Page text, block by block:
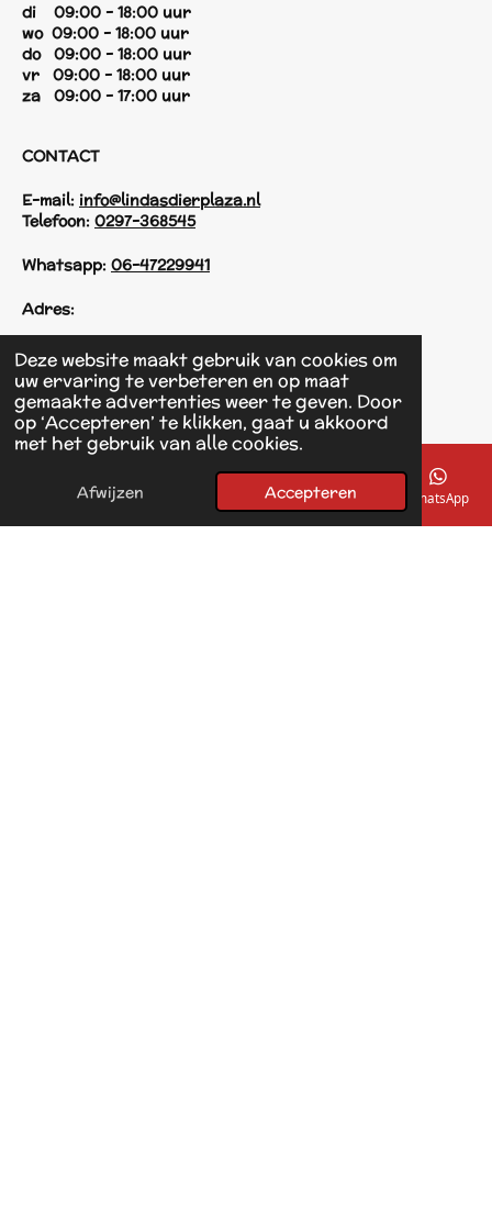
Deze website maakt gebruik van cookies om
uw ervaring te verbeteren en op maat
gemaakte advertenties weer te geven. Door
op ‘Accepteren’ te klikken, gaat u akkoord
met het gebruik van alle cookies.
Afwijzen Accepteren
di 09:00 - 18:00 uur
wo 09:00 - 18:00 uur
do 09:00 - 18:00 uur
vr 09:00 - 18:00 uur
za 09:00 - 17:00 uur
CONTACT
E-mail: info@lindasdierplaza.nl
Telefoon: 0297-368545
Whatsapp: 06-47229941
Adres:
Einsteinstraat 125
1433 KH Kudelstaart
F
a
o
© 2017 - 2026 Linda's Dierplaza
E-mailadres Telefoonnummer Kaart Facebook WhatsApp